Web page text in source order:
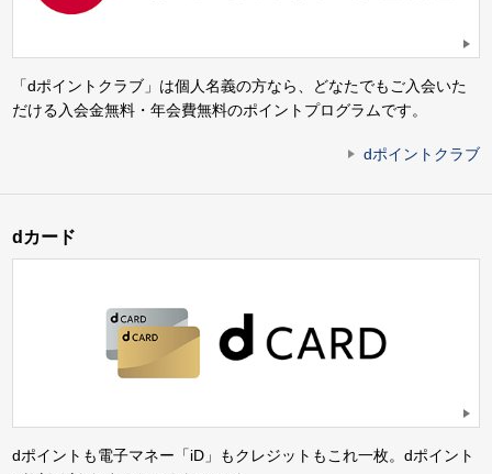
「dポイントクラブ」は個人名義の方なら、どなたでもご入会いた
だける入会金無料・年会費無料のポイントプログラムです。
dポイントクラブ
dカード
dポイントも電子マネー「iD」もクレジットもこれ一枚。dポイント